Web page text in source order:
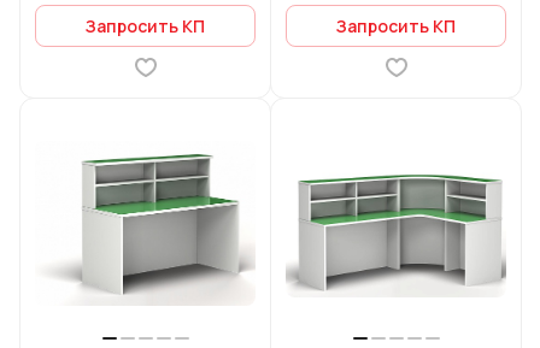
Запросить КП Запросить КП